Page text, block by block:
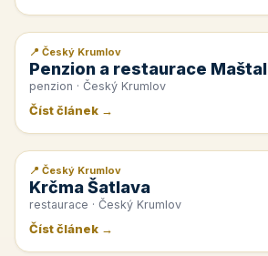
📰 PR článek
📍 Český Krumlov
Penzion a restaurace Maštal
penzion · Český Krumlov
Číst článek →
📰 PR článek
📍 Český Krumlov
Krčma Šatlava
restaurace · Český Krumlov
Číst článek →